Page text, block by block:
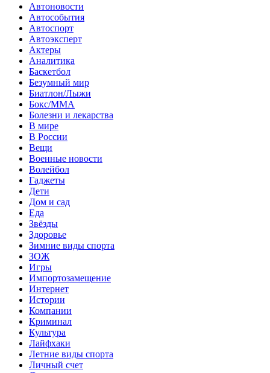
Автоновости
Автособытия
Автоспорт
Автоэксперт
Актеры
Аналитика
Баскетбол
Безумный мир
Биатлон/Лыжи
Бокс/MMA
Болезни и лекарства
В мире
В России
Вещи
Военные новости
Волейбол
Гаджеты
Дети
Дом и сад
Еда
Звёзды
Здоровье
Зимние виды спорта
ЗОЖ
Игры
Импортозамещение
Интернет
Истории
Компании
Криминал
Культура
Лайфхаки
Летние виды спорта
Личный счет